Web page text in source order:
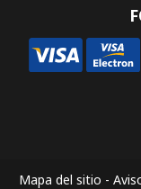
Mapa del sitio -